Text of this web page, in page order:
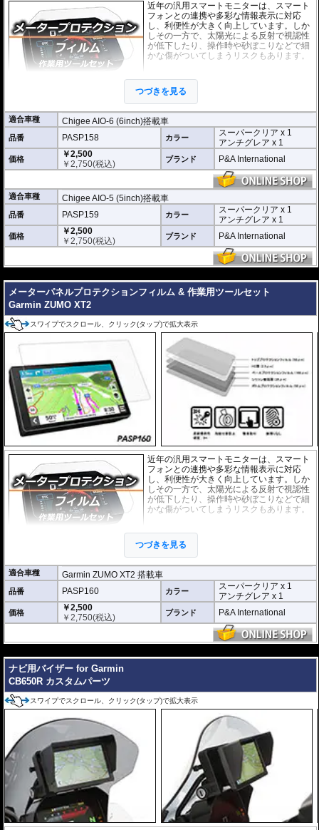
近年の汎用スマートモニターは、スマート
フォンとの連携や多彩な情報表示に対応
し、利便性が大きく向上しています。しか
しその一方で、太陽光による反射で視認性
が低下したり、操作時や砂ぼこりなどで細
かな傷がついてしまうリスクもあります。
汚れからディスプレイを保護します。
トには２枚のフィルム(スーパークリアとア
ンチグレア)が入っており
合わせたものをご利用いただけます。
スーパークリア :
耐摩耗性が非常に高く、
透明性の高いフィルム。貼り付けてしまう
と画面になじみ、フィルムの存在がほとん
どわからなくなります。
マット仕上げが施され、太
陽光などによる反射を軽減。視認性の低下
を防ぎ、画面を読み取りやすくします。も
ちろん傷に対しても有効です。
取付キット付属 :
取り付けに便利なクリー
ニングクロス、細かい埃も除去する粘着シート、気泡の混入を防ぎ、きれいに
優れもの。満足のいく取付が容易になりました。
シリコーン系粘着材を採用し、画面を痛めることがありません。フィルムを剥
がせば、元通りの状態になります。
つづきを見る
適合車種 Chigee AIO-6 (6inch)搭載車
品番 PASP158 カラー
スーパークリア x 1
アンチグレア x 1
価格
￥2,500
￥2,750(税込) ブランド P&A International
適合車種 Chigee AIO-5 (5inch)搭載車
品番 PASP159 カラー
スーパークリア x 1
アンチグレア x 1
価格
￥2,500
￥2,750(税込) ブランド P&A International
メーターパネルプロテクションフィルム & 作業用ツールセット
Garmin ZUMO XT2
スワイプでスクロール、クリック(タップ)で拡大表示
近年の汎用スマートモニターは、スマート
フォンとの連携や多彩な情報表示に対応
し、利便性が大きく向上しています。しか
しその一方で、太陽光による反射で視認性
が低下したり、操作時や砂ぼこりなどで細
かな傷がついてしまうリスクもあります。
汚れからディスプレイを保護します。
トには２枚のフィルム(スーパークリアとア
ンチグレア)が入っており
合わせたものをご利用いただけます。
スーパークリア :
耐摩耗性が非常に高く、
透明性の高いフィルム。貼り付けてしまう
と画面になじみ、フィルムの存在がほとん
どわからなくなります。
マット仕上げが施され、太
を防ぎ、画面を読み取りやすくします。も
ニングクロス、細かい埃も除去する粘着シート、気泡の混入を防ぎ、きれいに
仕上げるスキージがセットになっています。
またこのフィルムは
多少の気泡なら数時間から２日ほどで自然に気泡が消える
優れもの。満足のいく取付が容易になりました。
シリコーン系粘着材を採用し、画面を痛めることがありません。フィルムを剥
がせば、元通りの状態になります。
つづきを見る
適合車種 Garmin ZUMO XT2 搭載車
品番 PASP160 カラー
スーパークリア x 1
アンチグレア x 1
価格
￥2,500
￥2,750(税込) ブランド P&A International
ナビ用バイザー for Garmin
CB650R カスタムパーツ
スワイプでスクロール、クリック(タップ)で拡大表示